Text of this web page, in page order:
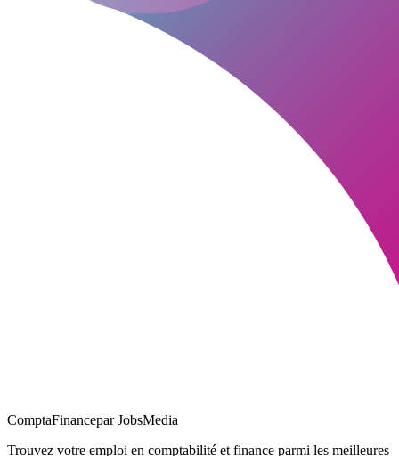
ComptaFinancepar JobsMedia
Trouvez votre emploi en comptabilité et finance parmi les meilleures